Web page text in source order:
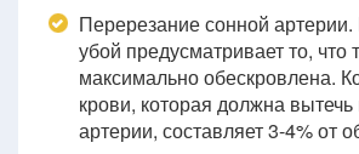
Перерезание сонной
убой предусматривает то, что
максимально обескровлена.
крови, которая должна вытечь
артерии, составляет 3-4% от